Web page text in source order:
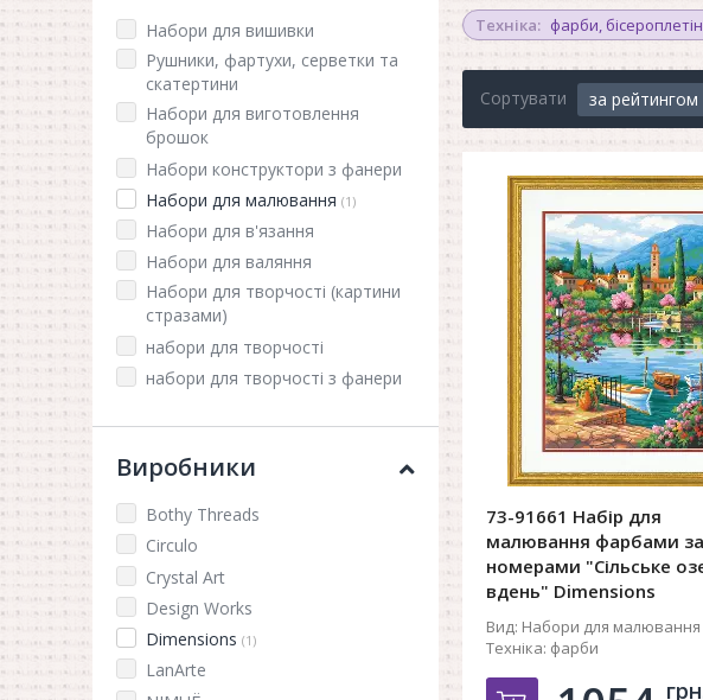
Набори для вишивки
Рушники, фартухи, серветки та
скатертини
Набори для виготовлення
брошок
Набори конструктори з фанери
Набори для малювання (1)
Набори для в'язання
Набори для валяння
Набори для творчості (картини
стразами)
набори для творчості
набори для творчості з фанери
Виробники
Bothy Threads
Circulo
Crystal Art
Design Works
Dimensions (1)
LanArte
Техніка: фарби,
Сортувати за рейтингом
73-91661 Набір для
малювання фарбами за
номерами "Сільське
вдень" Dimensions
Вид: Набори для малювання
Техніка: фарби